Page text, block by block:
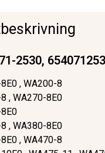
2530,
, WA200-8
, WA270-8E0
, WA380-8E0
, WA470-8